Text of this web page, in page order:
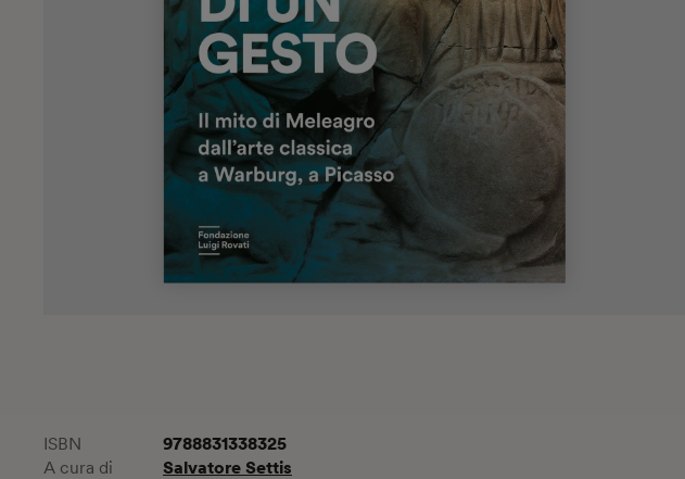
A cura di Salvatore Settis
ISBN 9788831338325